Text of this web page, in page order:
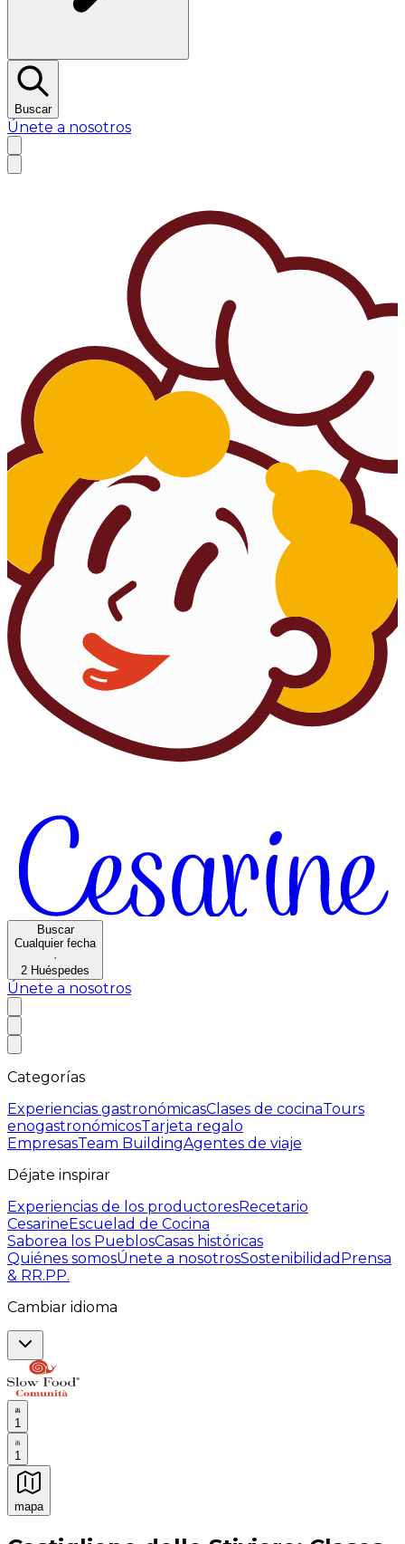
Buscar
Únete a nosotros
Buscar
Cualquier fecha
·
2 Huéspedes
Únete a nosotros
Categorías
Experiencias gastronómicasClases de cocinaTours
enogastronómicosTarjeta regalo
EmpresasTeam BuildingAgentes de viaje
Déjate inspirar
Experiencias de los productoresRecetario
CesarineEscuelad de Cocina
Saborea los PueblosCasas históricas
Quiénes somosÚnete a nosotrosSostenibilidad Prensa
& RR.PP.
Cambiar idioma
1
1
mapa